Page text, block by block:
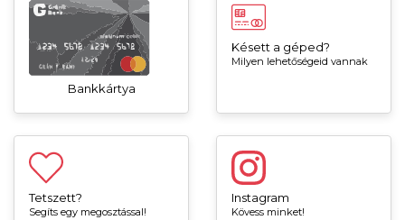
Bankkártya
Késett a géped?
Milyen lehetőségeid vannak
Tetszett?
Segíts egy megosztással!
Instagram
Kövess minket!